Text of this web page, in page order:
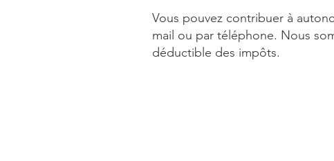
Vous pouvez contribuer à
mail ou par téléphone. Nous
déductible des impôts.